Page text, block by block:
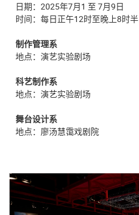
日期：2025年7月1 至 7月9日
时间：每日正午12时至晚上8时半
制作管理系
地点：演艺实验剧场
科艺制作系
地点：演艺实验剧场
舞台设计系
地点：廖汤慧霭戏剧院